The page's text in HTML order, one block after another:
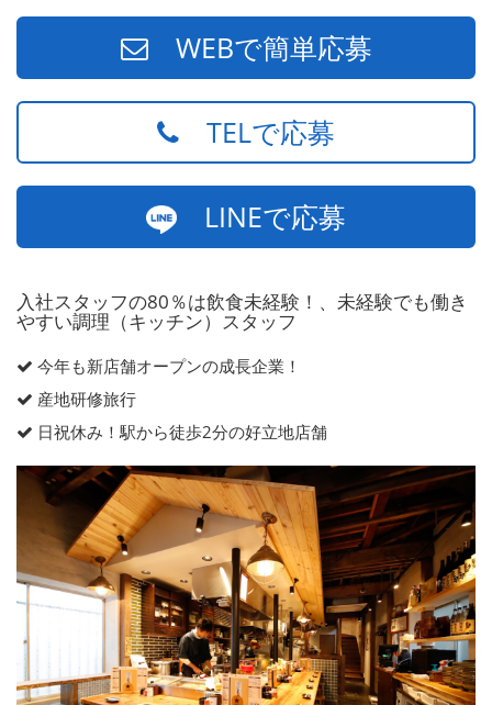
WEBで簡単応募
TELで応募
LINEで応募
入社スタッフの80％は飲食未経験！、未経験でも働き
やすい調理（キッチン）スタッフ
今年も新店舗オープンの成長企業！
産地研修旅行
日祝休み！駅から徒歩2分の好立地店舗